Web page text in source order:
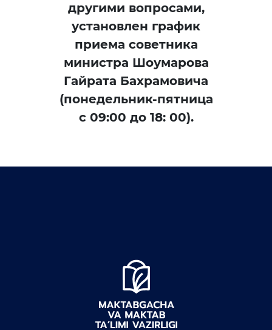
другими вопросами,
установлен график
приема советника
министра Шоумарова
Гайрата Бахрамовича
(понедельник-пятница
с 09:00 до 18: 00).